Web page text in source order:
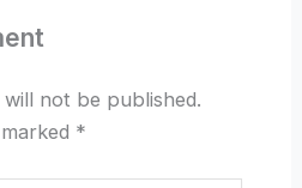
will not be published.
*